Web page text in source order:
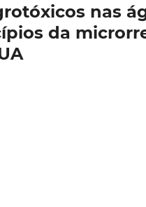
nas
da